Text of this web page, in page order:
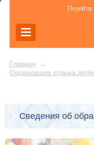
Главная →
Организация отдыха
Сведения об